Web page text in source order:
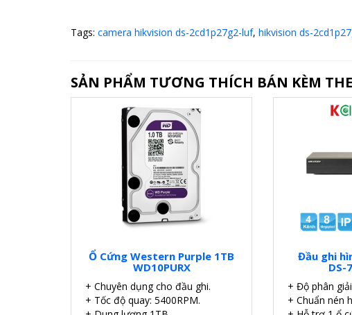
Tags: camera hikvision ds-2cd1p27g2-luf, hikvision ds-
SẢN PHẨM TƯƠNG THÍCH BÁN KÈM
Ổ Cứng Western Purple 1TB
WD10PURX
+ Chuyên dụng cho đầu ghi.
+ Tốc độ quay: 5400RPM.
Đầu ghi
DS-
+ Độ phân
+ Chuẩn nén